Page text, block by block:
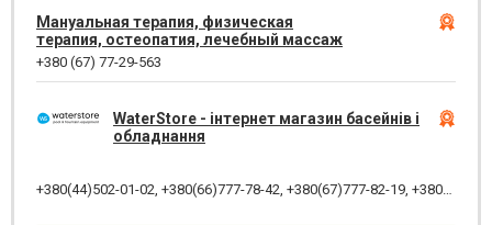
Мануальная терапия, физическая
терапия, остеопатия, лечебный массаж
+380 (67) 77-29-563
WaterStore - інтернет магазин басейнів і
обладнання
+380(44)502-01-02 +380(66)777-78-42 +380(67)777-82-19 +380(67)890-80-80